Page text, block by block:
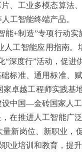
、工业多模态算法
工智能终端产品。
能+制造”专项行动
人工智能应用指南
“深度行”活动，促进
标准、通用标准、
卓越工程师实践
中国—金砖国家人
在推进人工智能广
新岗位、新职业
业培训和教育，提